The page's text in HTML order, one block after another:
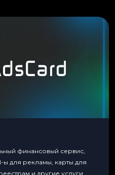
финансовый сервис,
ы для рекламы, карты для
и другие услуги.